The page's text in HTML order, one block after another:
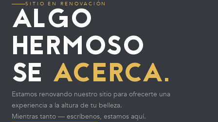
SITIO EN RENOVACIÓN
ALGO
HERMOSO
SE ACERCA.
Estamos renovando nuestro sitio para ofrecerte una
experiencia a la altura de tu belleza.
Mientras tanto — escríbenos, estamos aquí.